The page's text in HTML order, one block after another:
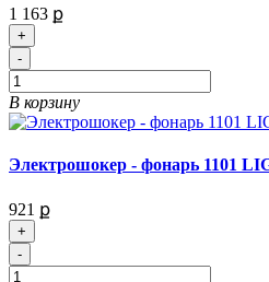
1 163 ք
+
-
В корзину
Электрошокер - фонарь 1101
921 ք
+
-